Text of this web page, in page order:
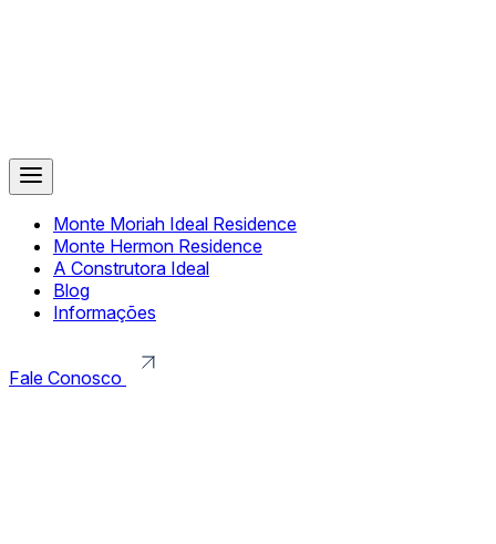
Monte Moriah Ideal Residence
Monte Hermon Residence
A Construtora Ideal
Blog
Informações
Fale Conosco